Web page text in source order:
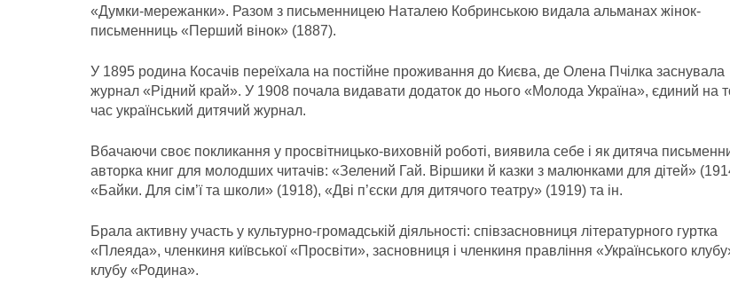
«Думки-мережанки». Разом з письменницею Наталею Кобринською видала альманах жінок-
письменниць «Перший вінок» (1887).
У 1895 родина Косачів переїхала на постійне проживання до Києва, де Олена Пчілка заснувала
журнал «Рідний край». У 1908 почала видавати додаток до нього «Молода Україна», єдиний на
час український дитячий журнал.
Вбачаючи своє покликання у просвітницько-виховній роботі, виявила себе і як дитяча
авторка книг для молодших читачів: «Зелений Гай. Віршики й казки з малюнками для дітей»
«Байки. Для сім’ї та школи» (1918), «Дві п’єски для дитячого театру» (1919) та ін.
Брала активну участь у культурно-громадській діяльності: співзасновниця літературного гуртка
«Плеяда», членкиня київської «Просвіти», засновниця і членкиня правління «Українського
клубу «Родина».